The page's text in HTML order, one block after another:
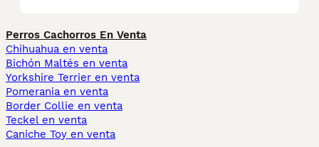
Perros Cachorros En Venta
Chihuahua en venta
Bichón Maltés en venta
Yorkshire Terrier en venta
Pomerania en venta
Border Collie en venta
Teckel en venta
Caniche Toy en venta